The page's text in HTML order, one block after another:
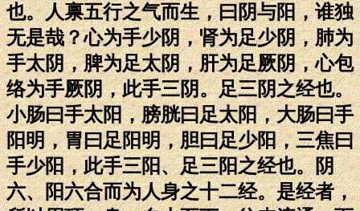
也。人禀五行之气而生，曰阴与阳，谁独
无是哉？心为手少阴，肾为足少阴，肺为
手太阴，脾为足太阴，肝为足厥阴，心包
络为手厥阴，此手三阴。足三阴之经也。
小肠曰手太阳，膀胱曰足太阳，大肠曰手
阳明，胃曰足阳明，胆曰足少阳，三焦曰
手少阳，此手三阳、足三阳之经也。阴
六、阳六合而为人身之十二经。是经者，